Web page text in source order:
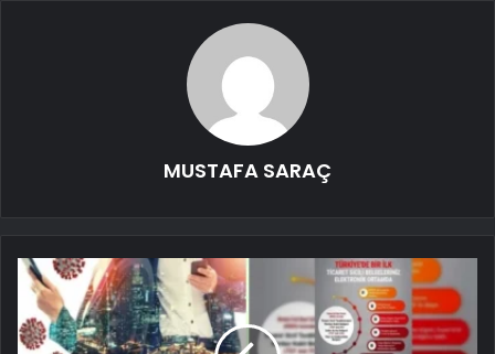
MUSTAFA SARAÇ